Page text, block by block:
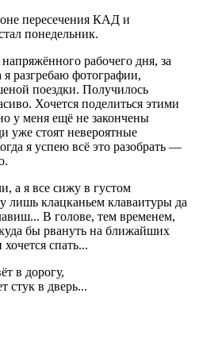
пересечения КАД и
понедельник.
рабочего дня, за
разгребаю фотографии,
поездки. Получилось
Хочется поделиться этими
у меня ещё не закончены
уже стоят невероятные
я успею всё это разобрать —
а я все сижу в густом
лишь клацканьем клаваитуры да
В голове, тем временем,
бы рвануть на ближайших
спать...
в дорогу,
стук в дверь...